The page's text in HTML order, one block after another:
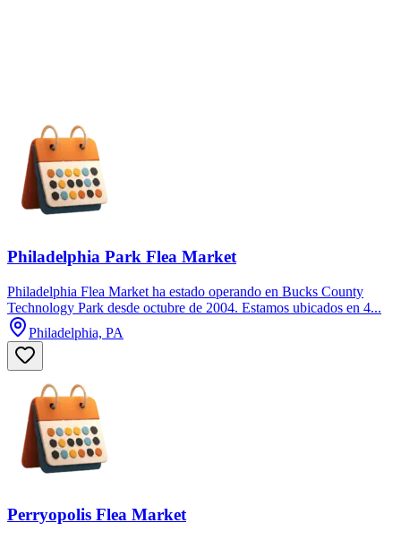
Philadelphia Park Flea Market
Philadelphia Flea Market ha estado operando en Bucks County
Technology Park desde octubre de 2004. Estamos ubicados en 4...
Philadelphia, PA
Perryopolis Flea Market